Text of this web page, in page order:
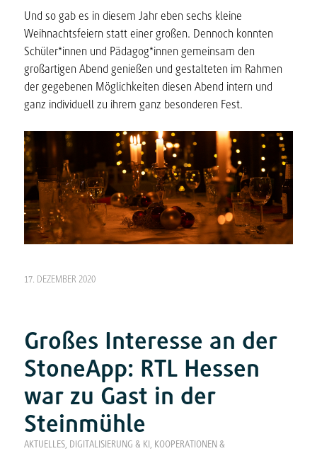
Und so gab es in diesem Jahr eben sechs kleine
Weihnachtsfeiern statt einer großen. Dennoch konnten
Schüler*innen und Pädagog*innen gemeinsam den
großartigen Abend genießen und gestalteten im Rahmen
der gegebenen Möglichkeiten diesen Abend intern und
ganz individuell zu ihrem ganz besonderen Fest.
17. DEZEMBER 2020
Großes Interesse an der
StoneApp: RTL Hessen
war zu Gast in der
Steinmühle
AKTUELLES, DIGITALISIERUNG & KI , KOOPERATIONEN &